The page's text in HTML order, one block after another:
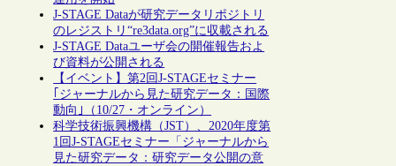
J-STAGE Dataが研究データリポジトリ
のレジストリ“re3data.org”に収載される
J-STAGE Dataユーザ会の開催報告およ
び資料が公開される
【イベント】第2回J-STAGEセミナー
｢ジャーナルから見た研究データ：国際
動向｣（10/27・オンライン）
科学技術振興機構（JST）、2020年度第
1回J-STAGEセミナー「ジャーナルから
見た研究データ：研究データ公開の意